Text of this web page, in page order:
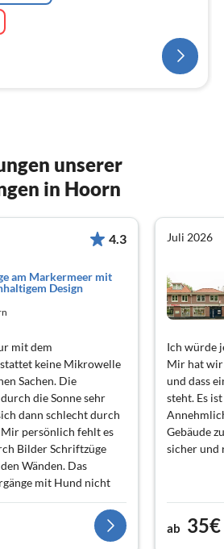
unserer
in Hoorn
4.3
am Markermeer mit
Design
mit dem
keine Mikrowelle
Sachen. Die
die Sonne sehr
dann schlecht durch
persönlich fehlt es
Bilder Schriftzüge
Wänden. Das
mit Hund nicht
Strände sind für Hunde
war großer Mist.
Juli 2026
Ich würde
Mir hat
und dass
steht. Es
Gebäude
sicher und
ab 35€